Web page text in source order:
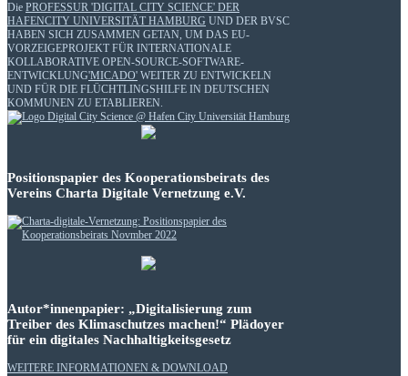
Die PROFESSUR 'DIGITAL CITY SCIENCE' DER
HAFENCITY UNIVERSITÄT HAMBURG UND DER BVSC
HABEN SICH ZUSAMMEN GETAN, UM DAS EU-
VORZEIGEPROJEKT FÜR INTERNATIONALE
KOLLABORATIVE OPEN-SOURCE-SOFTWARE-
ENTWICKLUNG'MICADO' WEITER ZU ENTWICKELN
UND FÜR DIE FLÜCHTLINGSHILFE IN DEUTSCHEN
KOMMUNEN ZU ETABLIEREN.
Positionspapier des Kooperationsbeirats des
Vereins Charta Digitale Vernetzung e.V.
Autor*innenpapier: „Digitalisierung zum
Treiber des Klimaschutzes machen!“ Plädoyer
für ein digitales Nachhaltigkeitsgesetz
WEITERE INFORMATIONEN & DOWNLOAD